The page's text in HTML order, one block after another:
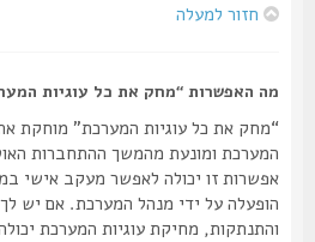
חזור למעלה
מה האפשרות “מחק את כל עוגיות
“מחק את כל עוגיות המערכת” מוחקת את כל
המערכת ומונעת מהמשך ההתחברות
אפשרות זו יכולה לאפשר מעקב אישי
הופעלה על ידי מנהל המערכת. אם יש לך
והתנתקות, מחיקת עוגיות המערכת יכולה